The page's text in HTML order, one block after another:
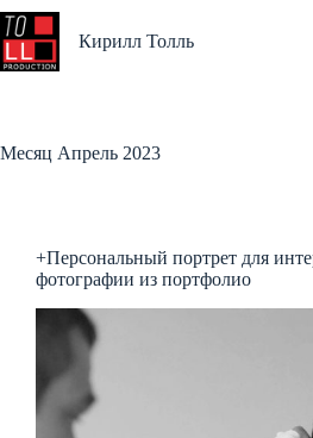
Перейти
к
Кирилл Толль
Месяц Апрель 2023
+Персональный портрет для
фотографии из портфолио